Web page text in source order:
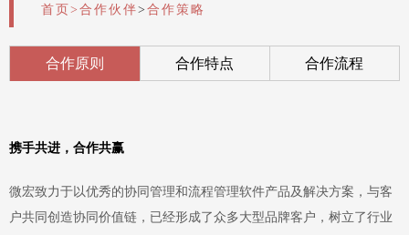
首页 > 合作伙伴> 合作策略
合作原则 合作特点 合作流程
携手共进，合作共赢
微宏致力于以优秀的协同管理和流程管理软件产品及解决方案，与客
户共同创造协同价值链，已经形成了众多大型品牌客户，树立了行业